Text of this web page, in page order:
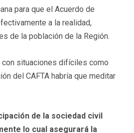
para que el Acuerdo de
a la realidad,
de la población de la Región.
situaciones difíciles como
del CAFTA habría que meditar
de la sociedad civil
lo cual asegurará la